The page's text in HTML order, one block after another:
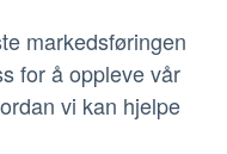
markedsføringen
for å oppleve vår
vi kan hjelpe